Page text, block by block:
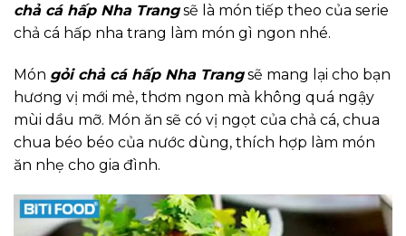
chả cá hấp Nha Trangsẽ là món tiếp theo của serie
chả cá hấp nha trang làm món gì ngon nhé.
Món gỏi chả cá hấp Nha Trangsẽ mang lại cho bạn
hương vị mới mẻ, thơm ngon mà không quá ngậy
mùi dầu mỡ. Món ăn sẽ có vị ngọt của chả cá, chua
chua béo béo của nước dùng, thích hợp làm món
ăn nhẹ cho gia đình.